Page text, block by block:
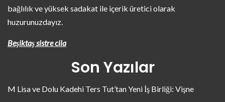
bağlılık ve yüksek sadakat ile içerik üretici olarak
huzurunuzdayız.
Beşiktaş sistre cila
Son Yazılar
M Lisa ve Dolu Kadehi Ters Tut’tan Yeni İş Birliği: Vişne